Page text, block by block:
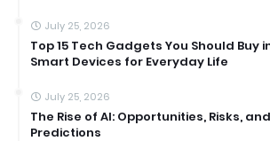
July 25, 2026
Top 15 Tech Gadgets You Should Buy
Smart Devices for Everyday Life
July 25, 2026
The Rise of AI: Opportunities, Risks,
Predictions